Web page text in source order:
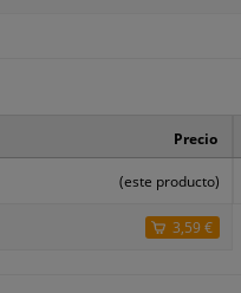
Precio
(este producto)
3,59 €